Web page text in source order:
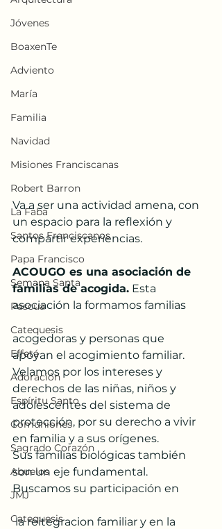
Jóvenes
BoaxenTe
Adviento
María
Familia
Navidad
Misiones Franciscanas
Robert Barron
La Faba
Santos Franciscanos
Papa Francisco
Semana Santa
Pascua
Catequesis
Effetá
Adoración
Espíritu Santo
Comuniones
Sagrado Corazón
Abuelos
JMJ
Catequesis
Va a ser una actividad amena, con
un espacio para la reflexión y
compartir experiencias.
ACOUGO es una asociación de
familias de acogida. Esta
asociación la formamos familias
acogedoras y personas que
apoyan el acogimiento familiar.
Velamos por los intereses y
derechos de las niñas, niños y
adolescentes del sistema de
protección, por su derecho a vivir
en familia y a sus orígenes.
Sus familias biológicas también
son un eje fundamental.
Buscamos su participación en
la reitegracion familiar y en la